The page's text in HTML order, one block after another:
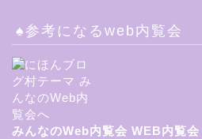
♠参考になるweb内覧会
みんなのWeb内覧会 WEB内覧